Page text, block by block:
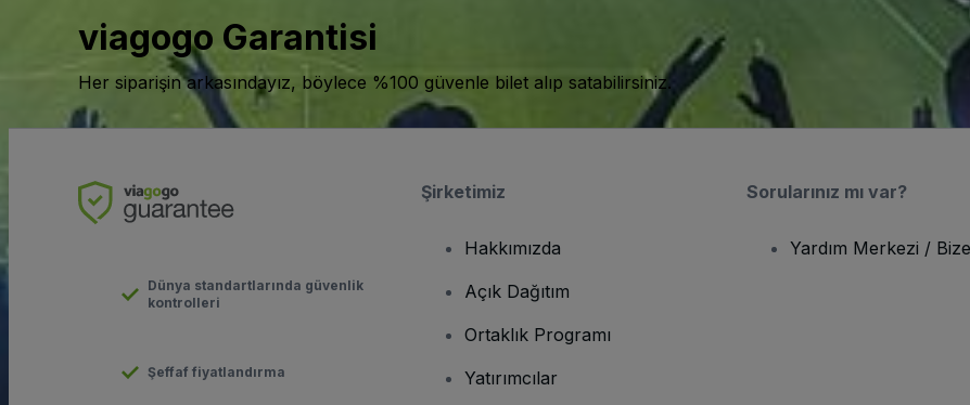
viagogo Garantisi
Her siparişin arkasındayız, böylece %100 güvenle bilet alıp satabilirsiniz.
Dünya standartlarında güvenlik
kontrolleri
Şeffaf fiyatlandırma
Şirketimiz
Hakkımızda
Açık Dağıtım
Ortaklık Programı
Yatırımcılar
Sorularınız mı var?
Yardım Merkezi /